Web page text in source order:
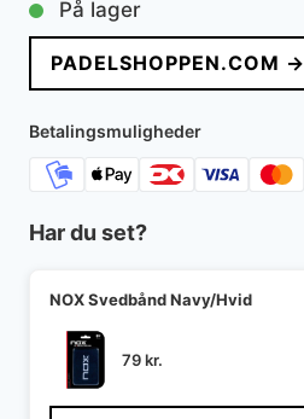
pris
var:
499 kr..
pris
er:
På lager
PADELSHOPPEN.COM →
Betalingsmuligheder
Har du set?
NOX Svedbånd Navy/Hvid
79kr.